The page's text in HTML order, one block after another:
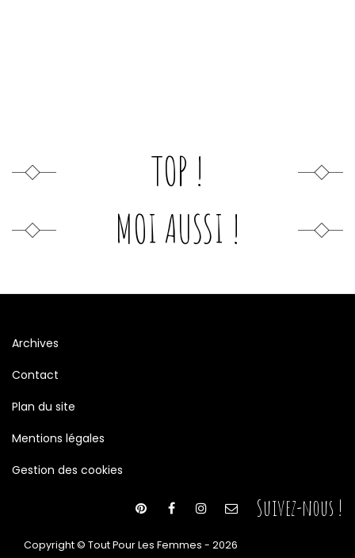
TOP !
MOI AUSSI !
Archives
Contact
Plan du site
Mentions légales
Gestion des cookies
Suivez-nous !
Copyright © Tout Pour Les Femmes - 2026